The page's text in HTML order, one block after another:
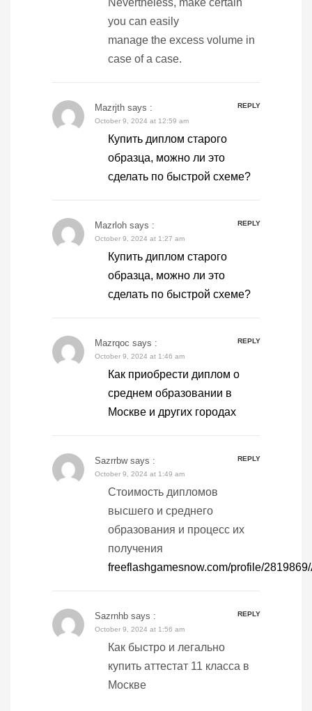
Nevertheless, make certain
you can easily
manage the excess volume in
case of a case.
Mazrjth says :
REPLY
October 9, 2024 at 12:59 am
Купить диплом старого
образца, можно ли это
сделать по быстрой схеме?
Mazrloh says :
REPLY
October 9, 2024 at 1:27 am
Купить диплом старого
образца, можно ли это
сделать по быстрой схеме?
Mazrqoc says :
REPLY
October 9, 2024 at 1:46 am
Как приобрести диплом о
среднем образовании в
Москве и других городах
Sazrrbwsays :
REPLY
October 9, 2024 at 1:49 am
Стоимость дипломов
высшего и среднего
образования и процесс их
получения
freeflashgamesnow.com/profile/
Sazrnhb says :
REPLY
October 9, 2024 at 1:56 am
Как быстро и легально
купить аттестат 11 класса в
Москве